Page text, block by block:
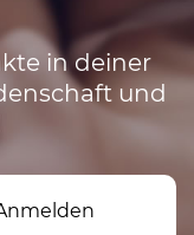
in deiner
und